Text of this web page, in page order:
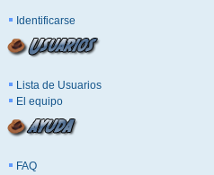
Identificarse
Lista de Usuarios
El equipo
FAQ